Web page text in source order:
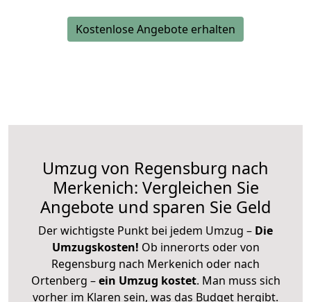
Kostenlose Angebote erhalten
Umzug von Regensburg nach
Merkenich: Vergleichen Sie
Angebote und sparen Sie Geld
Der wichtigste Punkt bei jedem Umzug – Die
Umzugskosten! Ob innerorts oder von
Regensburg nach Merkenich oder nach
Ortenberg –ein Umzug kostet. Man muss sich
vorher im Klaren sein, was das Budget hergibt.